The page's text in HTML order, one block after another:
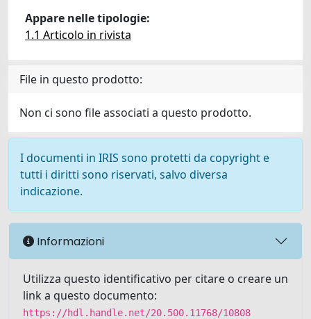
Appare nelle tipologie:
1.1 Articolo in rivista
File in questo prodotto:
Non ci sono file associati a questo prodotto.
I documenti in IRIS sono protetti da copyright e
tutti i diritti sono riservati, salvo diversa
indicazione.
Informazioni
Utilizza questo identificativo per citare o creare un
link a questo documento:
https://hdl.handle.net/20.500.11768/10808